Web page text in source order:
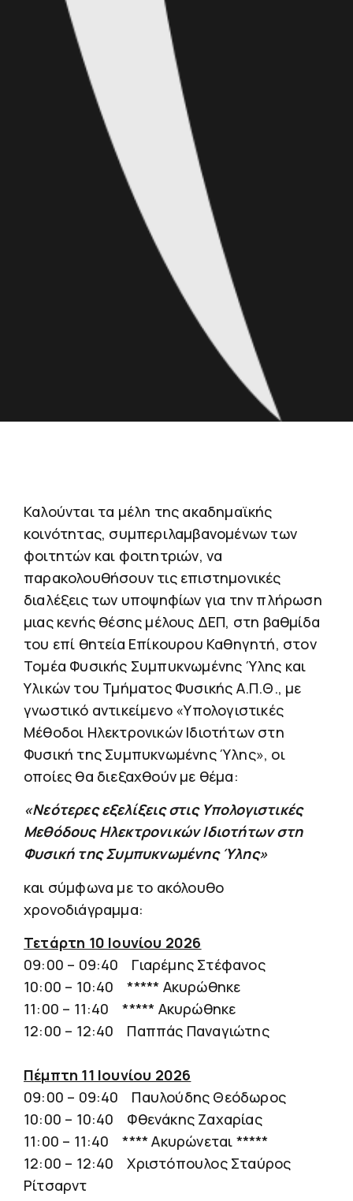
Καλούνται τα μέλη της ακαδημαϊκής
κοινότητας, συμπεριλαμβανομένων των
φοιτητών και φοιτητριών, να
παρακολουθήσουν τις επιστημονικές
διαλέξεις των υποψηφίων για την πλήρωση
μιας κενής θέσης μέλους ΔΕΠ, στη βαθμίδα
του επί θητεία Επίκουρου Καθηγητή, στον
Τομέα Φυσικής Συμπυκνωμένης Ύλης και
Υλικών του Τμήματος Φυσικής Α.Π.Θ., με
γνωστικό αντικείμενο «Υπολογιστικές
Μέθοδοι Ηλεκτρονικών Ιδιοτήτων στη
Φυσική της Συμπυκνωμένης Ύλης», οι
οποίες θα διεξαχθούν με θέμα:
«Νεότερες εξελίξεις στις Υπολογιστικές
Μεθόδους Ηλεκτρονικών Ιδιοτήτων στη
Φυσική της Συμπυκνωμένης Ύλης»
και σύμφωνα με το ακόλουθο
χρονοδιάγραμμα:
Τετάρτη 10 Ιουνίου 2026
09:00 – 09:40 Γιαρέμης Στέφανος
10:00 – 10:40 ***** Ακυρώθηκε
11:00 – 11:40 ***** Ακυρώθηκε
12:00 – 12:40 Παππάς Παναγιώτης
Πέμπτη 11 Ιουνίου 2026
09:00 – 09:40 Παυλούδης Θεόδωρος
10:00 – 10:40 Φθενάκης Ζαχαρίας
11:00 – 11:40 **** Ακυρώνεται *****
12:00 – 12:40 Χριστόπουλος Σταύρος
Ρίτσαρντ